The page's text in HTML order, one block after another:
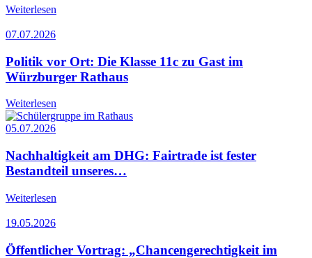
Weiterlesen
07.07.2026
Politik vor Ort: Die Klasse 11c zu Gast im
Würzburger Rathaus
Weiterlesen
05.07.2026
Nachhaltigkeit am DHG: Fairtrade ist fester
Bestandteil unseres…
Weiterlesen
19.05.2026
Öffentlicher Vortrag: „Chancengerechtigkeit im